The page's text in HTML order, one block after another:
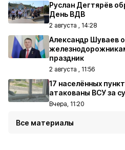
Руслан Дегтярёв
День ВДВ
2 августа , 14:28
Александр Шуваев
праздник
2 августа , 11:56
17 населённых
атакованы ВСУ за
Вчера, 11:20
Все материалы